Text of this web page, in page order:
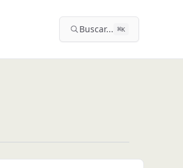
Buscar... ⌘K